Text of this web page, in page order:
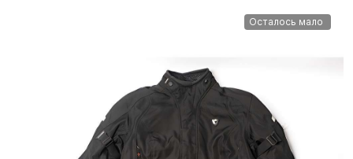
Осталось мало